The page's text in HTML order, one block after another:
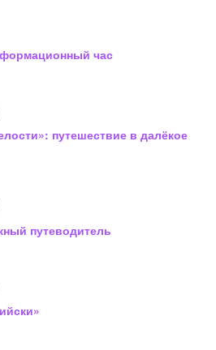
час
путешествие в далёкое
путеводитель